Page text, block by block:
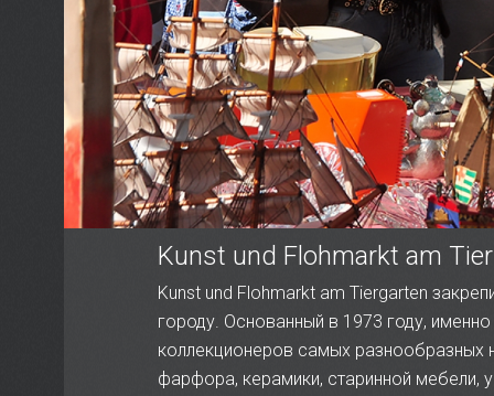
Kunst und Flohmarkt am
Kunst und Flohmarkt am Tiergarten
городу. Основанный в 1973 году,
коллекционеров самых разнообразных
фарфора, керамики, старинной мебели,